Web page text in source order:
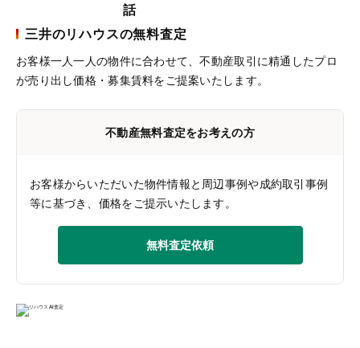
三井のリハウスの無料査定
お客様一人一人の物件に合わせて、不動産取引に精通したプロ
が売り出し価格・募集賃料をご提案いたします。
不動産無料査定をお考えの方
お客様からいただいた物件情報と周辺事例や成約取引事例
等に基づき、価格をご提示いたします。
無料査定依頼